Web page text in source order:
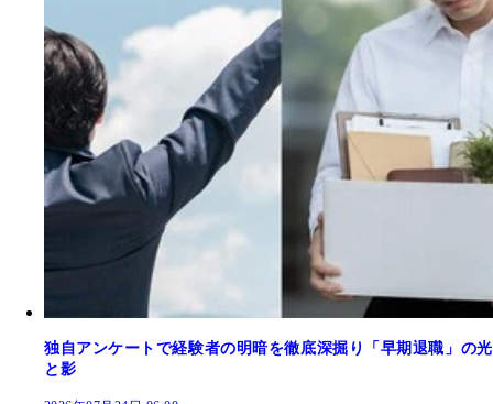
独自アンケートで経験者の明暗を徹底深掘り「早期退職」の光
と影